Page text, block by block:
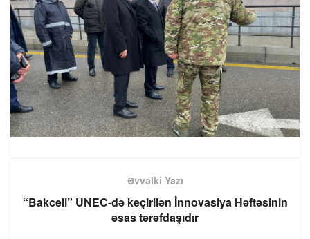
Əvvəlki Yazı
“Bakcell” UNEC-də keçirilən İnnovasiya Həftəsinin
əsas tərəfdaşıdır